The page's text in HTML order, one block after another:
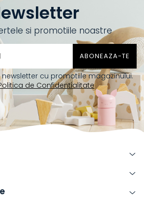
si promotiile noastre
cu promotiile magazinului.
de Confidentialitate